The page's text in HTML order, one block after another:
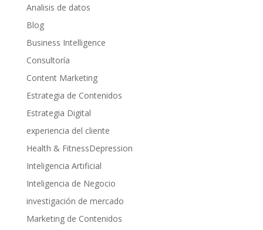
Analisis de datos
Blog
Business Intelligence
Consultoría
Content Marketing
Estrategia de Contenidos
Estrategia Digital
experiencia del cliente
Health & FitnessDepression
Inteligencia Artificial
Inteligencia de Negocio
investigación de mercado
Marketing de Contenidos